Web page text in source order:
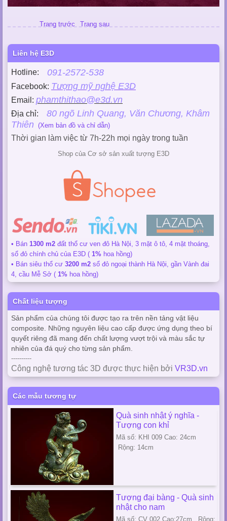
Trang trước Trang sau
Liên hệ E3D
Hotline: 091-2572-538
Facebook: Tượng mỹ nghệ E3D
Email: phamthithao@e3d.vn
Địa chỉ: 80 ngõ Linh Quang, Văn Chương, Khâm
Thiên (Xem bản đồ và chỉ dẫn)
Thời gian làm việc từ 7h-22h mọi ngày trong tuần
Shop của Cơ sở sản xuất tượng E3D
• Bán 1300 m2 đất thổ cư ven đô Hà Nội, 3 mặt ô tô, 4 mặt thoáng,
sổ đỏ chính chủ của E3D ( 1% hoa hồng)
• Bán siêu thổ cư 3200 m2 sổ đỏ ngoại thành Hà Nội, gần Vành đai
4, cầu Mễ Sở ( 1% hoa hồng)
Chất liệu tượng
Sản phẩm của chúng tôi được tạo ra trên nền tảng vật liệu
composite. Những nguyên liệu cao cấp được ứng dụng theo bí
quyết riêng đã mang đến chất lượng vượt trội và màu sắc tự
nhiên của đá quý cho từng sản phẩm.
----------
Công nghệ tương tác 3D được thực hiện bởi VR3D.vn
Các mẫu tương tự
Quà sinh nhật ý nghĩa -
Tượng con khỉ
Mã số: KHI 009 Cao: 24cm
Rộng: 14cm
Tượng đại bàng - Quà sinh
nhật cho nam
Mã số: CV 002 Cao:27cm Rộng: